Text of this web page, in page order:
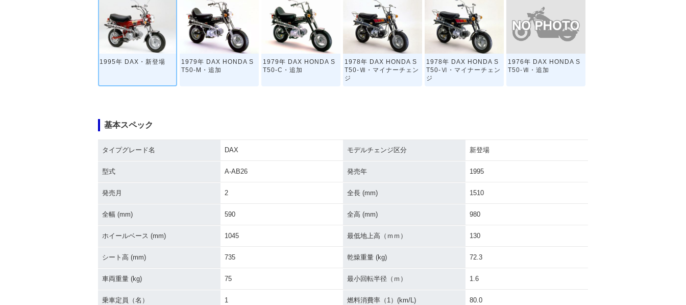
1995年 DAX・新登場
1979年 DAX HONDA S
T50-M・追加
1979年 DAX HONDA S
T50-C・追加
1978年 DAX HONDA S
T50-Ⅶ・マイナーチェン
ジ
1978年 DAX HONDA S
T50-Ⅵ・マイナーチェン
ジ
1976年 DAX HONDA S
T50-Ⅶ・追加
T50-Ⅵ・追加
SPORT-Ⅱ・追加
T50 EXPORT・追加
基本スペック
タイプグレード名 DAX モデルチェンジ区分 新登場
型式 A-AB26 発売年 1995
発売月 2 全長 (mm) 1510
全幅 (mm) 590 全高 (mm) 980
ホイールベース (mm) 1045 最低地上高（ｍｍ） 130
シート高 (mm) 735 乾燥重量 (kg) 72.3
車両重量 (kg) 75 最小回転半径（ｍ） 1.6
乗車定員（名） 1 燃料消費率（1）(km/L) 80.0